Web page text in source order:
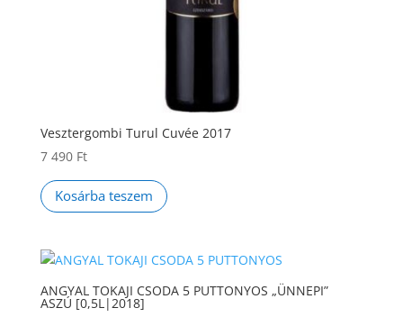
Vesztergombi Turul Cuvée 2017
7 490 Ft
Kosárba teszem
ANGYAL TOKAJI CSODA 5 PUTTONYOS „ÜNNEPI”
ASZÚ [0,5L|2018]